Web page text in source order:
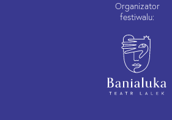
Organizator
festiwalu: